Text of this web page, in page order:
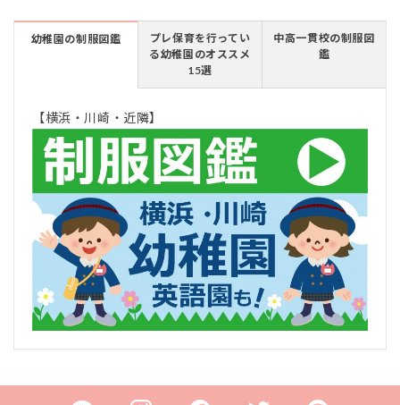
幼稚園の制服図鑑
プレ保育を行ってい
る幼稚園のオススメ
15選
中高一貫校の制服図
鑑
【横浜・川崎・近隣】